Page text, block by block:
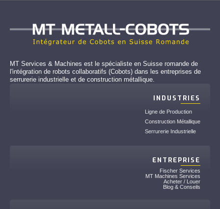
MT Services & Machines est le spécialiste en Suisse romande de
l'intégration de robots collaboratifs (Cobots) dans les entreprises de
serrurerie industrielle et de construction métallique.
INDUSTRIES
Ligne de Production
Construction Métallique
Serrurerie Industrielle
ENTREPRISE
Fischer Services
MT Machines Services
Acheter / Louer
Blog & Conseils